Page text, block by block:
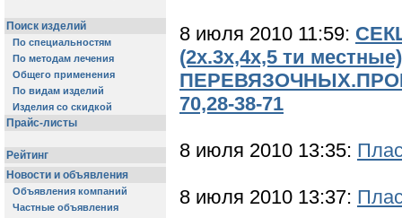
8 июля 2010 11:59:
(2х.3х,4х,5 ти
70,28-38-71
8 июля 2010 13:35:
8 июля 2010 13:37: